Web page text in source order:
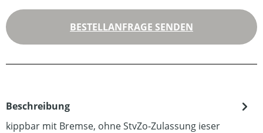
BESTELLANFRAGE SENDEN
Beschreibung
kippbar mit Bremse, ohne StvZo-Zulassung ieser